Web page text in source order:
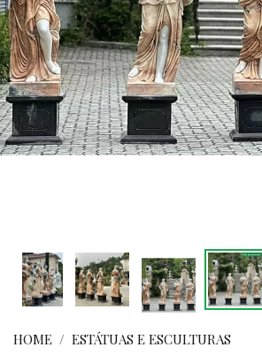
HOME / ESTÁTUAS E ESCULTURAS